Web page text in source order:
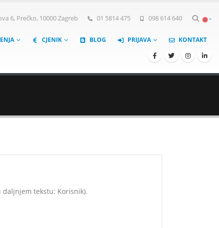
6, Prečko, 10000 Zagreb 01 5814 475 098 614 640 0
CJENIK BLOG PRIJAVA KONTAKT
daljnjem tekstu: Korisnik).